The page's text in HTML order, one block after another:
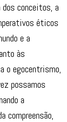
conceitos, a
éticos
e a
às
o egocentrismo,
possamos
a
compreensão,